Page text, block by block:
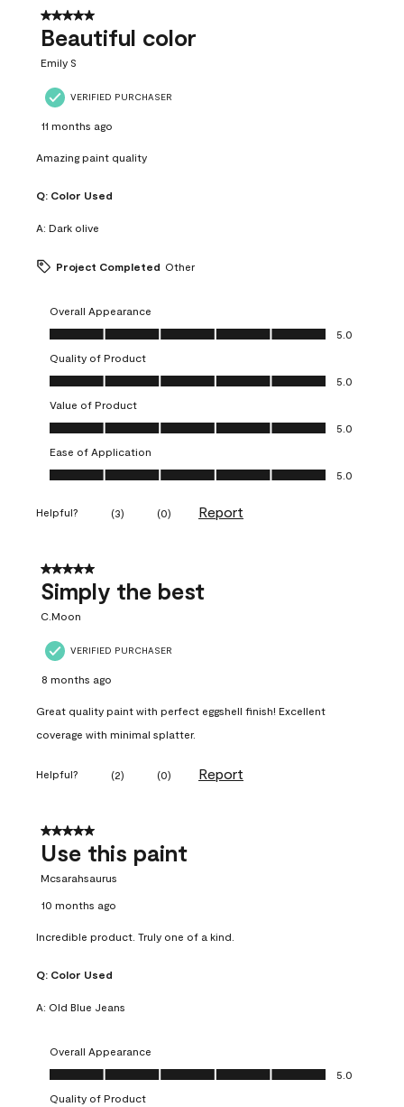
5 out of 5 stars.
Beautiful color
Emily S
VERIFIED PURCHASER
11 months ago
Amazing paint quality
Q: Color Used
A: Dark olive
Project Completed Other
Overall Appearance
Overall Appearance, 5.0 out of 5
5.0
Quality of Product
Quality of Product, 5.0 out of 5
5.0
Value of Product
Value of Product, 5.0 out of 5
5.0
Ease of Application
Ease of Application, 5.0 out of 5
5.0
Helpful? (3) (0) Report
5 out of 5 stars.
Simply the best
C.Moon
VERIFIED PURCHASER
8 months ago
Great quality paint with perfect eggshell finish! Excellent
coverage with minimal splatter.
Helpful? (2) (0) Report
5 out of 5 stars.
Use this paint
Mcsarahsaurus
10 months ago
Incredible product. Truly one of a kind.
Q: Color Used
A: Old Blue Jeans
Overall Appearance
Overall Appearance, 5.0 out of 5
5.0
Quality of Product